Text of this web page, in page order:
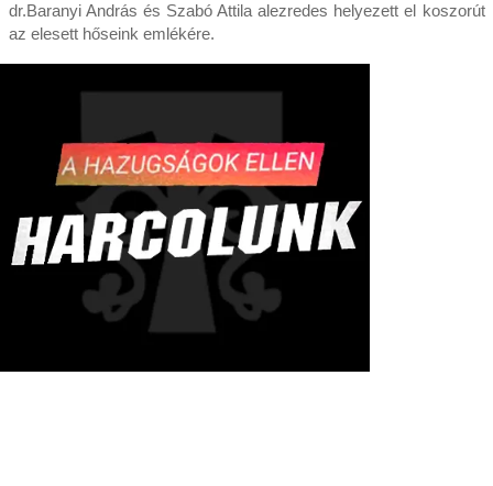
dr.Baranyi András és Szabó Attila alezredes helyezett el koszorút
az elesett hőseink emlékére.